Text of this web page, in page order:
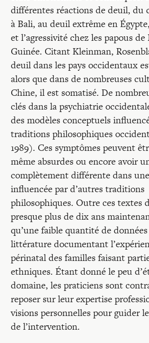
différentes réactions de deuil, du
à Bali, au deuil extrême en
et l’agressivité chez les papous
Guinée. Citant Kleinman,
deuil dans les pays occidentaux
alors que dans de nombreuses
Chine, il est somatisé. De
clés dans la psychiatrie
des modèles conceptuels
traditions philosophiques
1989). Ces symptômes peuvent
même absurdes ou encore avoir
complètement différente dans
influencée par d’autres traditions
philosophiques. Outre ces textes
presque plus de dix ans
qu’une faible quantité de
littérature documentant
périnatal des familles faisant
ethniques. Étant donné le peu
domaine, les praticiens sont
reposer sur leur expertise
visions personnelles pour guider
de l’intervention.